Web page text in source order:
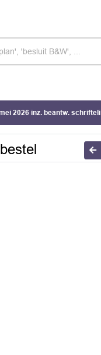
schriftelijke vragen ervorming BOA-bestel